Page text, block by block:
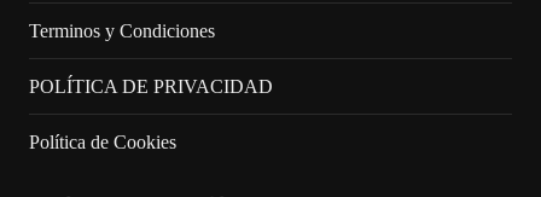
Terminos y Condiciones
POLÍTICA DE PRIVACIDAD
Política de Cookies